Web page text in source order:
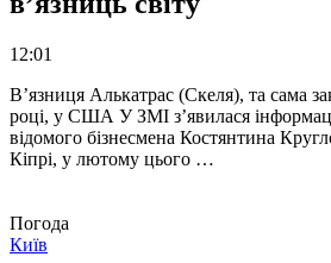
12:01
В’язниця Алькатрас (Скеля), та сама
році, у США У ЗМІ з’явилася
відомого бізнесмена Костянтина
Кіпрі, у лютому цього …
Погода
Київ